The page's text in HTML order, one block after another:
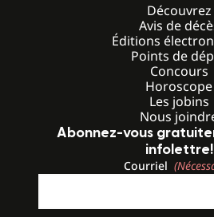
Découvrez
Avis de
Éditions
Points de
Concours
Horoscope
Les jobins
Nous
Abonnez-vous
infolettre!
Courriel